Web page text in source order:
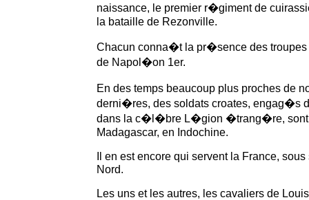
naissance, le premier r�giment de
la bataille de Rezonville.
Chacun conna�t la pr�sence des troupes
de Napol�on 1er.
En des temps beaucoup plus proches de
derni�res, des soldats croates, engag�s
dans la c�l�bre L�gion �trang�re,
Madagascar, en Indochine.
Il en est encore qui servent la France,
Nord.
Les uns et les autres, les cavaliers de